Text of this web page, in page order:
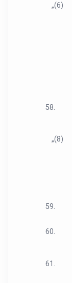
„(6)
58.
„(8)
59.
60.
61.